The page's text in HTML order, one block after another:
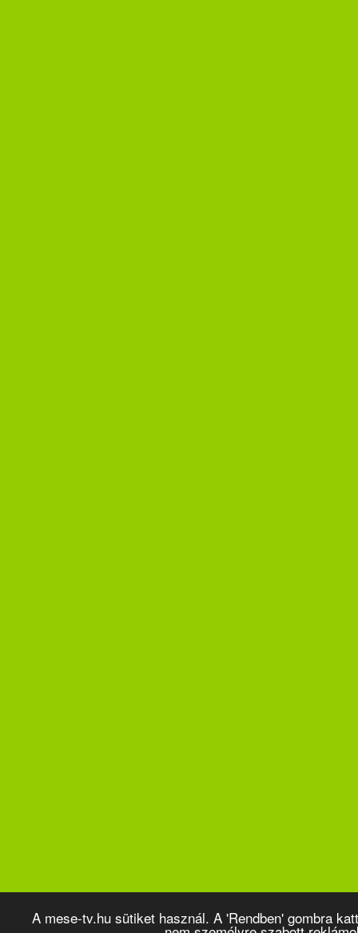
A mese-tv.hu sütiket használ. A 'Rendben' gombra